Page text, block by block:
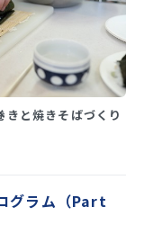
きと焼きそばづくり
グラム（Part